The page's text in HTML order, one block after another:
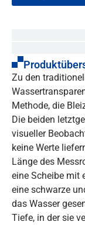
Zu den
Methode, die
Die beiden
visueller
keine Werte
Länge des
eine Scheibe mit
eine schwarze
das Wasser
Tiefe, in der sie